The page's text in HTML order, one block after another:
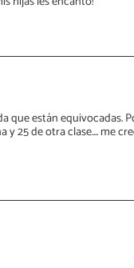
que están equivocadas.
y 25 de otra clase.... me